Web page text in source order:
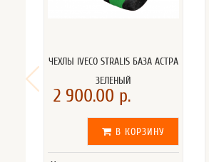
ЧЕХЛЫ IVECO STRALIS БАЗА АСТРА
ЗЕЛЕНЫЙ
2 900.00 р.
В КОРЗИНУ